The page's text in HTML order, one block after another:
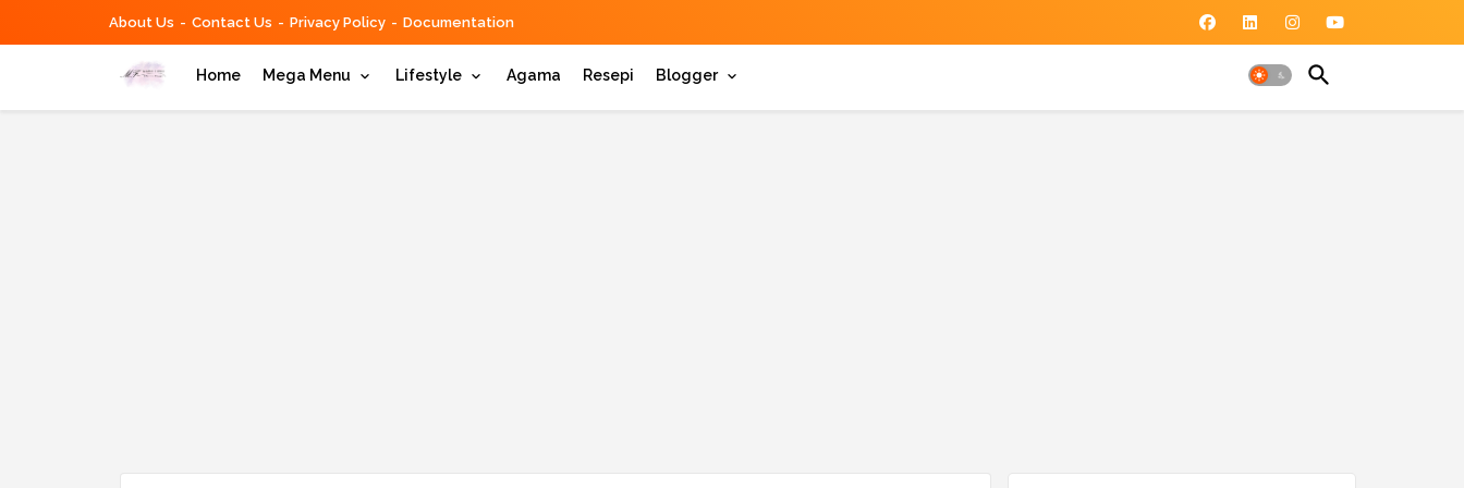
About Us Contact Us Privacy Policy Documentation
Home Mega Menu Lifestyle Agama Resepi Blogger